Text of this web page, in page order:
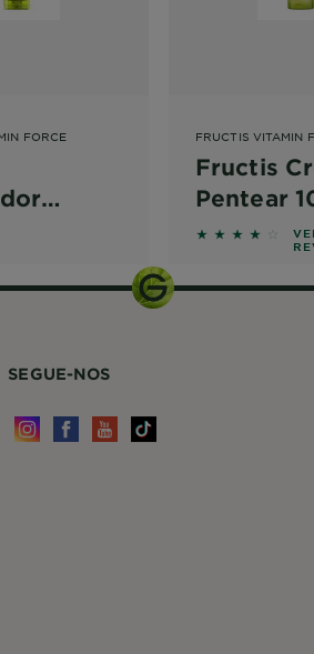
FORCE FRUCTIS VITAMIN
Fructis
Pentear
Vitamin
4 out of 5
SEGUE-NOS